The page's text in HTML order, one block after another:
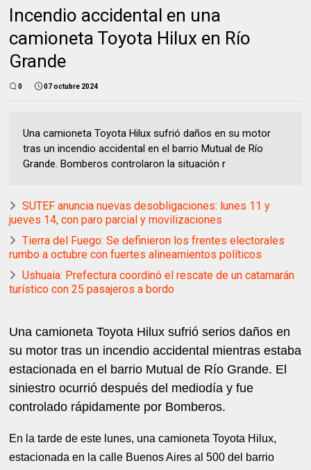
Incendio accidental en una
camioneta Toyota Hilux en Río
Grande
0 07 octubre 2024
Una camioneta Toyota Hilux sufrió daños en su motor
tras un incendio accidental en el barrio Mutual de Río
Grande. Bomberos controlaron la situación r
SUTEF anuncia nuevas desobligaciones: lunes 11 y
jueves 14, con paro parcial y movilizaciones
Tierra del Fuego: Se definieron los frentes electorales
rumbo a octubre con fuertes alineamientos políticos
Ushuaia: Prefectura coordinó el rescate de un catamarán
turístico con 25 pasajeros a bordo
Una camioneta Toyota Hilux sufrió serios daños en
su motor tras un incendio accidental mientras estaba
estacionada en el barrio Mutual de Río Grande. El
siniestro ocurrió después del mediodía y fue
controlado rápidamente por Bomberos.
En la tarde de este lunes, una camioneta Toyota Hilux,
estacionada en la calle Buenos Aires al 500 del barrio